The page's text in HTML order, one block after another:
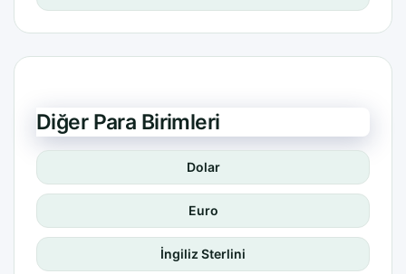
Diğer Para Birimleri
Dolar
Euro
İngiliz Sterlini